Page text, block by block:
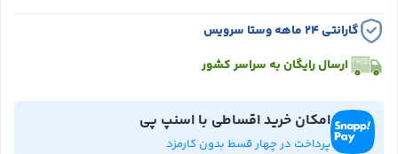
گارانتی ۲۴ ماهه وستا سرویس
ارسال رایگان به سراسر کشور
امکان خرید اقساطی با اسنپ پی
پرداخت در چهار قسط بدون کارمزد